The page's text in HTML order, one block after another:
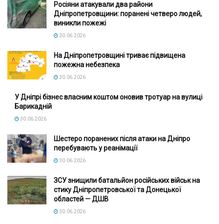
Росіяни атакували два райони
Дніпропетровщини: поранені четверо людей,
виникли пожежі
30.06.2026
На Дніпропетровщині триває підвищена
пожежна небезпека
30.06.2026
У Дніпрі бізнес власним коштом оновив тротуар на вулиці
Барикадній
30.06.2026
Шестеро поранених після атаки на Дніпро
перебувають у реанімації
30.06.2026
ЗСУ знищили батальйон російських військ на
стику Дніпропетровської та Донецької
областей — ДШВ
30.06.2026